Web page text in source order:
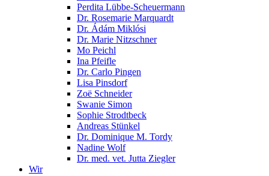
Perdita Lübbe-Scheuermann
Dr. Rosemarie Marquardt
Dr. Ádám Miklósi
Dr. Marie Nitzschner
Mo Peichl
Ina Pfeifle
Dr. Carlo Pingen
Lisa Pinsdorf
Zoë Schneider
Swanie Simon
Sophie Strodtbeck
Andreas Stünkel
Dr. Dominique M. Tordy
Nadine Wolf
Dr. med. vet. Jutta Ziegler
Wir